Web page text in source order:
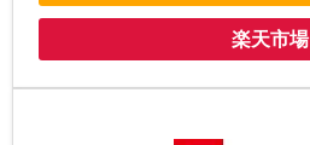
楽天市場